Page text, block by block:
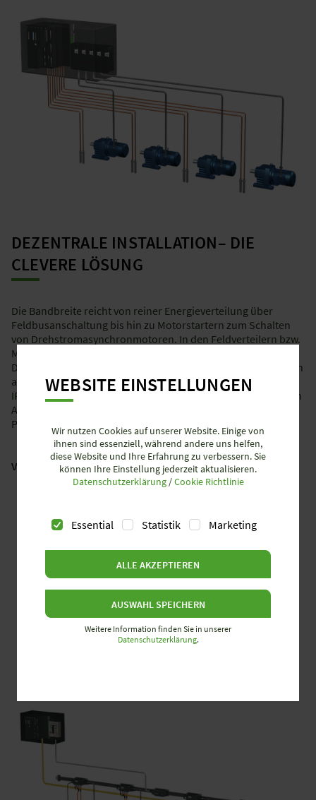
DEZENTRALE INSTALLATION– DIE
CLEVERE LÖSUNG
Die Bandbreite reicht von reiner Energieverteilung über
Feldbusanschaltung bis hin zu Motorstartern zum Schalten
von Drehstromasynchronmotoren. In den Feldverteilern bzw.
Motorstartern ist die Anbindung an einen Feldbus integriert.
Darüber hinaus besteht die Möglichkeit, zusätzliche Sensoren
anzuschließen. Die kompakte Bauform und hohe Schutzart
IP65 ermöglichen die optimale Integration – auch in beengten
Anlagenteilen. Das reduziert den Planungs- und
Projektierungsaufwand und schafft Platz im Schaltschrank.
Vorteile der Dezentralisierung:
Kurze Installationszeiten
Flexible Umrüstung
Einfache Erweiterung
Hohe Anlagenverfügbarkeit
Vor-Ort-Diagnose
Wartungsfreundliche Stecktechnik
Optimale Wartung und Instandhaltung
WEBSITE EINSTELLUNGEN
Wir nutzen Cookies auf unserer Website. Einige von
ihnen sind essenziell, während andere uns helfen,
diese Website und Ihre Erfahrung zu verbessern. Sie
können Ihre Einstellung jederzeit aktualisieren.
Datenschutzerklärung/Cookie Richtlinie
Essential Statistik Marketing
ALLE AKZEPTIEREN
AUSWAHL SPEICHERN
Weitere Information finden Sie in unserer
Datenschutzerklärung.